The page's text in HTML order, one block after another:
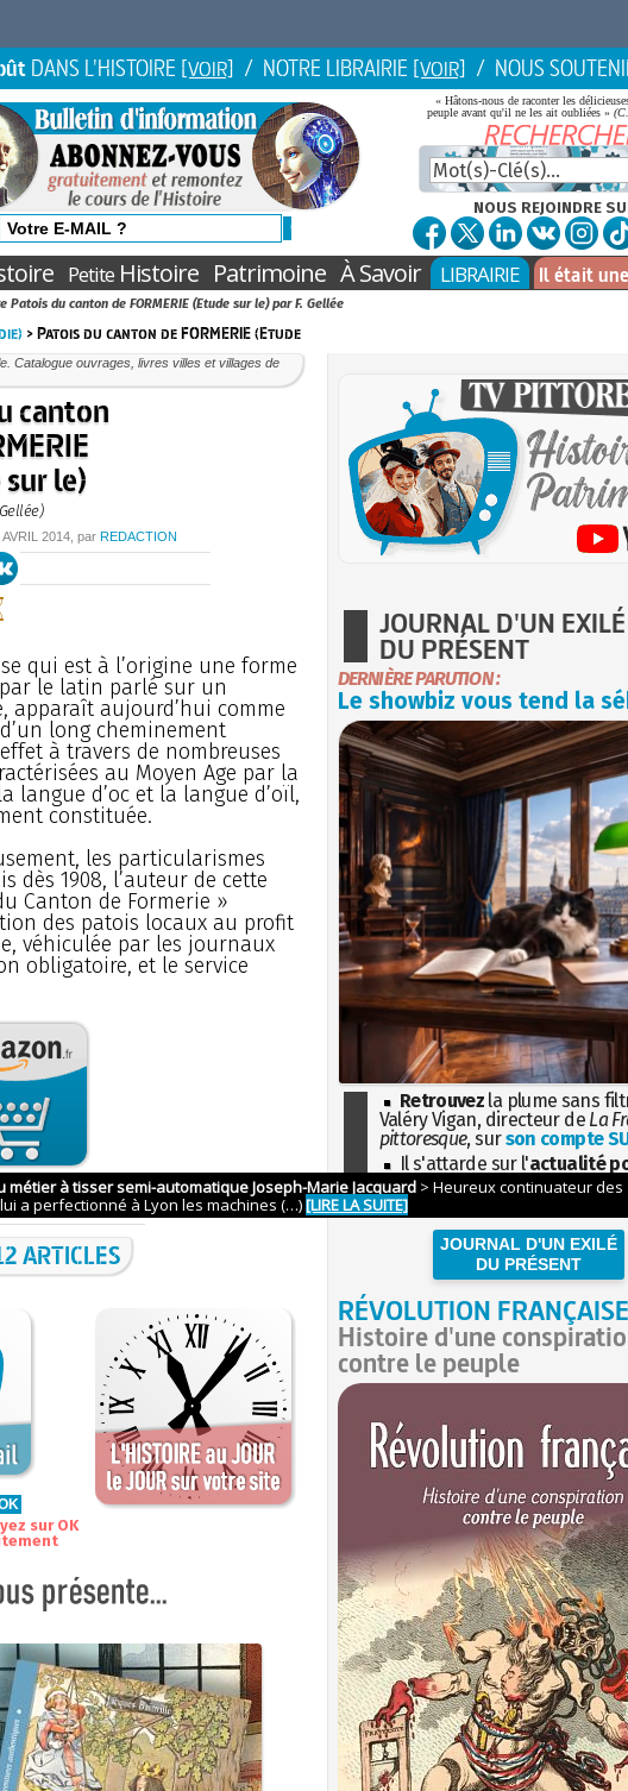
DANS L'HISTOIRE [VOIR] / NOTRE LIBRAIRIE [VOIR] / NOUS
« Hâtons-nous de raconter les
peuple avant qu'il ne les ait oubliées »
NOUS REJOINDRE
PetiteHistoire Patrimoine À Savoir LIBRAIRIE Il était
Patois du canton de FORMERIE (Etude sur le) par F. Gellée
> Patois du canton de FORMERIE (Etude
Catalogue ouvrages, livres villes et villages de
canton
le)
AVRIL 2014 , par REDACTION
qui est à l’origine une forme
le latin parlé sur un
apparaît aujourd’hui comme
long cheminement
à travers de nombreuses
au Moyen Age par la
langue d’oc et la langue d’oïl,
constituée.
les particularismes
dès 1908, l’auteur de cette
Canton de Formerie »
des patois locaux au profit
véhiculée par les journaux
obligatoire, et le service
ARTICLES
sur OK
JOURNAL D'UN EXILÉ
DU PRÉSENT
DERNIÈRE PARUTION :
Le showbiz vous tend la
Retrouvez la plume sans
Valéry Vigan, directeur de La
pittoresque, surson compte
Il s'attarde sur l'actualité
sociétaleavec la hauteur de
l'Histoire
JOURNAL D'UN EXILÉ
DU PRÉSENT
RÉVOLUTION FRANÇAISE
Histoire d'une
contre le peuple